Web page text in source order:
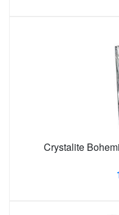
Crystalite